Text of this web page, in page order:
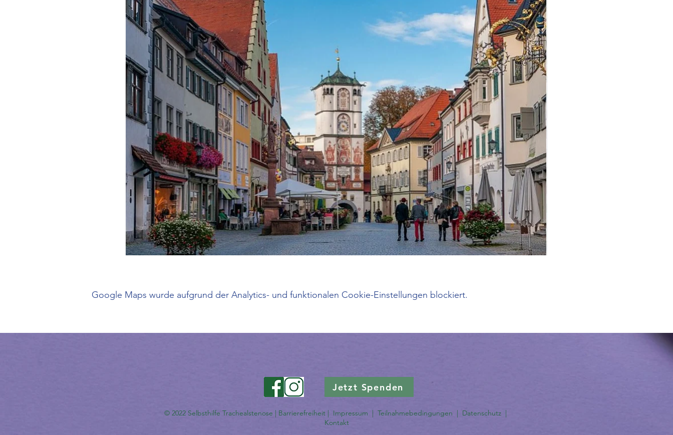
Google Maps wurde aufgrund der Analytics- und funktionalen Cookie-Einstellungen blockiert.
Jetzt Spenden
© 2022 Selbsthilfe Trachealstenose | Barrierefreiheit Impressum Teilnahmebedingungen Datenschutz
Kontakt